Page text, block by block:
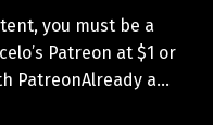
you must be a
Patreon at $1 or
PatreonAlready a…